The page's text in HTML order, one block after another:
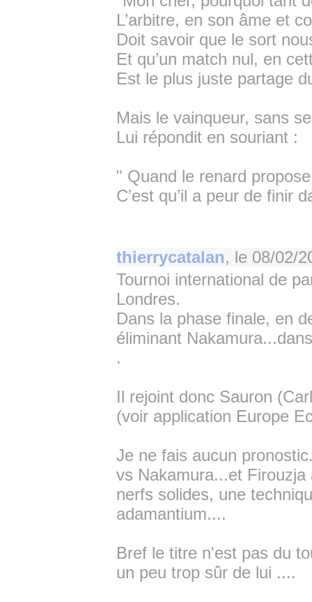
L’arbitre, en son âme et
Doit savoir que le sort
Et qu’un match nul, en
Est le plus juste partage
Mais le vainqueur, sans
Lui répondit en souriant :
" Quand le renard
C’est qu’il a peur de finir
thierrycatalan, le 08/02/
Tournoi international de
Londres.
Dans la phase finale, en
éliminant
.
Il rejoint donc Sauron
(voir application Europe
Je ne fais aucun
vs Nakamura...et
nerfs solides, une
adamantium....
Bref le titre n'est pas du
un peu trop sûr de lui ....